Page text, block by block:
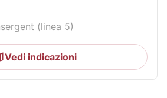
(linea 5)
Vedi indicazioni